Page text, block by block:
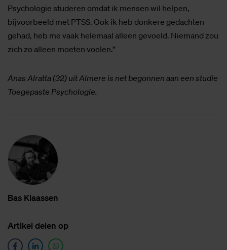
Psychologie studeren omdat ik mensen wil helpen,
bijvoorbeeld met PTSS. Ook ik heb donkere gedachten
gehad, heb me vaak helemaal alleen gevoeld. Niemand zou
zich zo alleen moeten voelen.”
Anas Alratta (32) uit Almere is net begonnen aan een studie
Toegepaste Psychologie.
Bas Klaas­sen
Ar­ti­kel de­len op